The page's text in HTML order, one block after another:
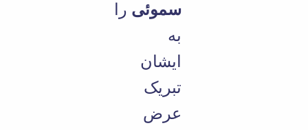
سموئی را
به
ایشان
تبریک
عرض